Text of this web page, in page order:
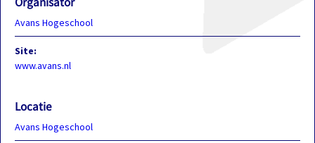
Avans Hogeschool
Site:
www.avans.nl
Locatie
Avans Hogeschool